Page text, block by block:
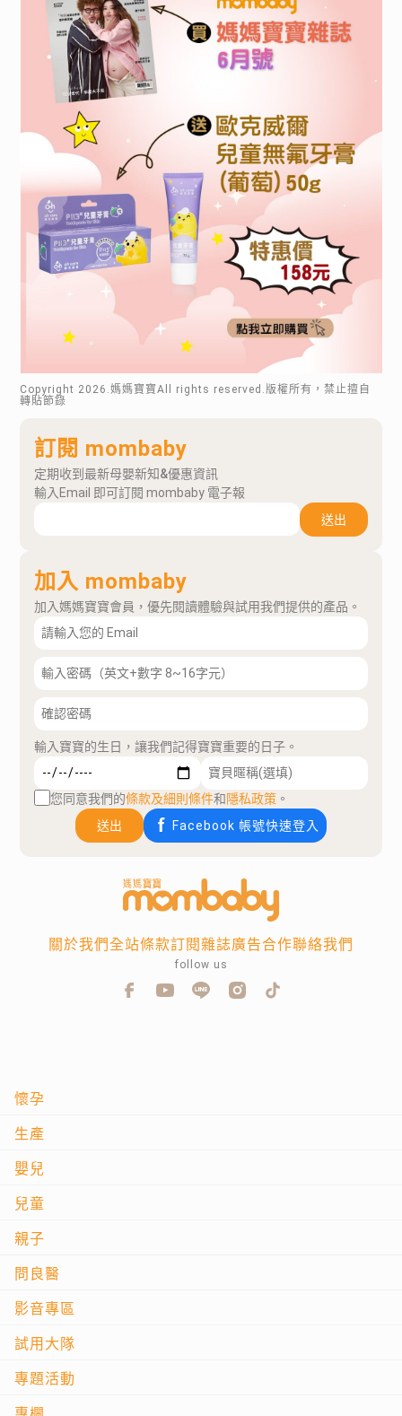
Copyright 2026 .媽媽寶寶All rights reserved.版權所有，禁止擅自
轉貼節錄
訂閱 mombaby
定期收到最新母嬰新知&優惠資訊
輸入Email 即可訂閱 mombaby 電子報
送出
加入 mombaby
加入媽媽寶寶會員，優先閱讀體驗與試用我們提供的產品。
輸入寶寶的生日，讓我們記得寶寶重要的日子。
您同意我們的條款及細則條件和隱私政策 。
送出
Facebook 帳號快速登入
懷孕
生產
嬰兒
兒童
親子
問良醫
影音專區
試用大隊
專題活動
關於我們全站條款訂閱雜誌廣告合作聯絡我們
follow us